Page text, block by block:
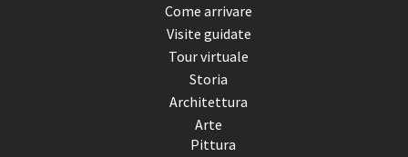
Come arrivare
Visite guidate
Tour virtuale
Storia
Architettura
Arte
Pittura